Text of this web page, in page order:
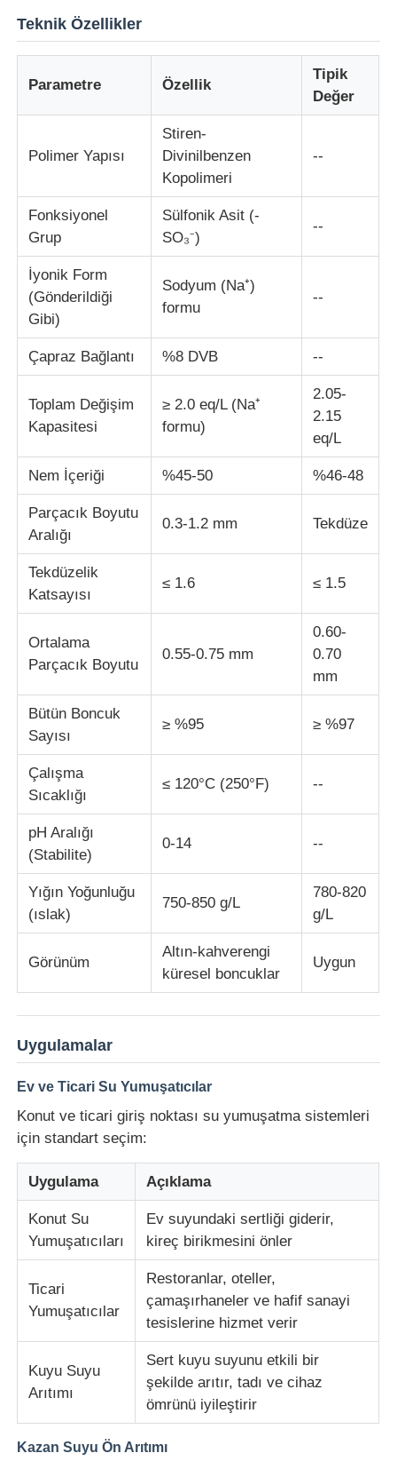
klorür
Kimyasal dolgu
Mineral İşlem Kimyasalları
Gıda Katkı Maddeleri
Metalurji Kimyasalları
Su Arıtma Ajanları
Günlük Kullanım Kimyasal
Teknik Özellikler
Parametre Özellik
Tipik
Değer
Polimer Yapısı
Stiren-
Divinilbenzen
Kopolimeri
--
Fonksiyonel
Grup
Sülfonik Asit (-
SO₃⁻)
--
İyonik Form
(Gönderildiği
Gibi)
Sodyum (Na⁺)
formu
--
Çapraz Bağlantı %8 DVB --
Toplam Değişim
Kapasitesi
≥ 2.0 eq/L (Na⁺
formu)
2.05-
2.15
eq/L
Nem İçeriği %45-50 %46-48
Parçacık Boyutu
Aralığı
0.3-1.2 mm Tekdüze
Tekdüzelik
Katsayısı
≤ 1.6 ≤ 1.5
Ortalama
Parçacık Boyutu
0.55-0.75 mm
0.60-
0.70
mm
Bütün Boncuk
Sayısı
≥ %95 ≥ %97
Çalışma
Sıcaklığı
≤ 120°C (250°F) --
pH Aralığı
(Stabilite)
0-14 --
Yığın Yoğunluğu
(ıslak)
750-850 g/L
780-820
g/L
Görünüm
Altın-kahverengi
küresel boncuklar
Uygun
Uygulamalar
Ev ve Ticari Su Yumuşatıcılar
Konut ve ticari giriş noktası su yumuşatma sistemleri
için standart seçim:
Uygulama Açıklama
Konut Su
Yumuşatıcıları
Ev suyundaki sertliği giderir,
kireç birikmesini önler
Ticari
Yumuşatıcılar
Restoranlar, oteller,
çamaşırhaneler ve hafif sanayi
tesislerine hizmet verir
Kuyu Suyu
Arıtımı
Sert kuyu suyunu etkili bir
şekilde arıtır, tadı ve cihaz
ömrünü iyileştirir
Kazan Suyu Ön Arıtımı